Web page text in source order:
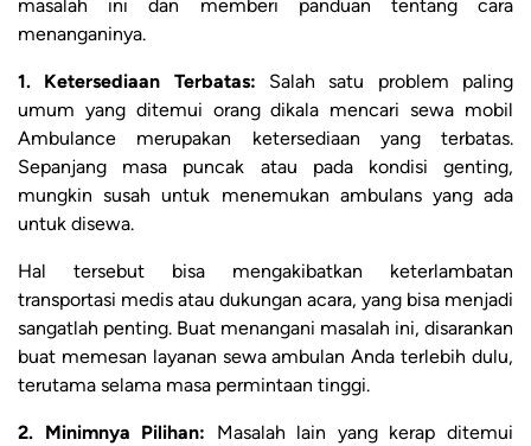
masalah ini dan memberi panduan tentang cara
menanganinya.
1. Ketersediaan Terbatas: Salah satu problem paling
umum yang ditemui orang dikala mencari sewa mobil
Ambulance merupakan ketersediaan yang terbatas.
Sepanjang masa puncak atau pada kondisi genting,
mungkin susah untuk menemukan ambulans yang ada
untuk disewa.
Hal tersebut bisa mengakibatkan keterlambatan
transportasi medis atau dukungan acara, yang bisa menjadi
sangatlah penting. Buat menangani masalah ini, disarankan
buat memesan layanan sewa ambulan Anda terlebih dulu,
terutama selama masa permintaan tinggi.
2. Minimnya Pilihan: Masalah lain yang kerap ditemui